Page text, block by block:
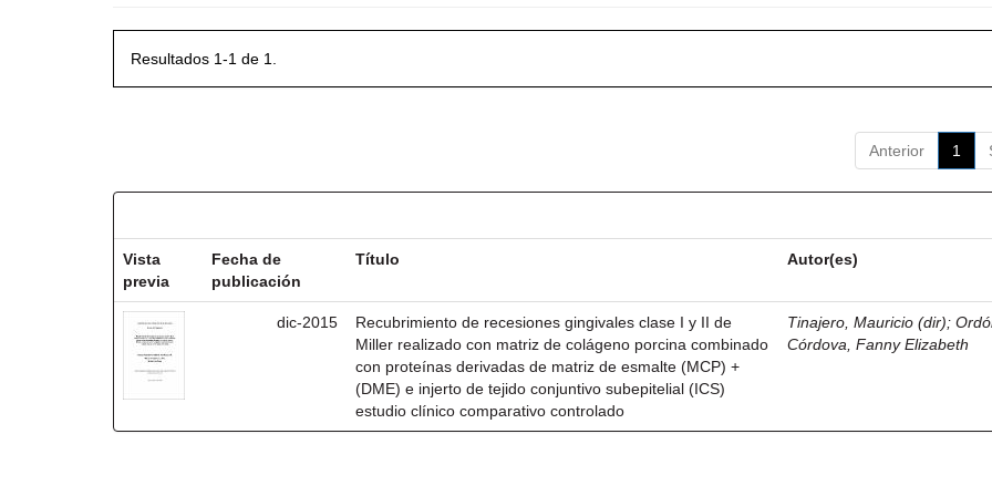
Resultados 1-1 de 1.
Anterior 1
Vista
previa
Fecha de
publicación
Título Autor(es)
dic-2015
Recubrimiento de recesiones gingivales clase I y II de
Miller realizado con matriz de colágeno porcina combinado
con proteínas derivadas de matriz de esmalte (MCP) +
(DME) e injerto de tejido conjuntivo subepitelial (ICS)
estudio clínico comparativo controlado
Tinajero, Mauricio (dir);
Córdova, Fanny Elizabeth